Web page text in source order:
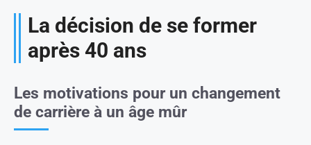
La décision de se former
après 40 ans
Les motivations pour un changement
de carrière à un âge mûr